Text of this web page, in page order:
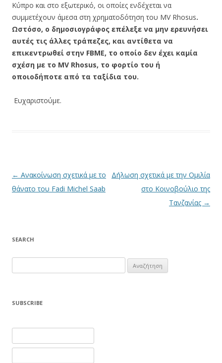
Κύπρο και στο εξωτερικό, οι οποίες ενδέχεται να
συμμετέχουν άμεσα στη χρηματοδότηση του MV Rhosus.
Ωστόσο, ο δημοσιογράφος επέλεξε να μην ερευνήσει
αυτές τις άλλες τράπεζες, και αντίθετα να
επικεντρωθεί στην FBME, το οποίο δεν έχει καμία
σχέση με το MV Rhosus, το φορτίο του ή
οποιοδήποτε από τα ταξίδια του.
Ευχαριστούμε.
Πλοήγηση άρθρων
← Ανακοίνωση σχετικά με το
θάνατο του Fadi Michel Saab
Δήλωση σχετικά με την Ομιλία
στο Κοινοβούλιο της
Τανζανίας →
SEARCH
για:
SUBSCRIBE